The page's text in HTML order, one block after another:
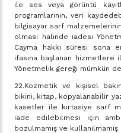
ile ses veya görüntü
programlarının, veri
bilgisayar sarf malzemelerinin,
olması halinde iadesi
Cayma hakkı süresi sona
ifasına başlanan hizmetlere
Yönetmelik gereği mümkün
22.Kozmetik ve kişisel
bikini, kitap, kopyalanabilir
kasetler ile kırtasiye sarf
iade edilebilmesi için
bozulmamış ve